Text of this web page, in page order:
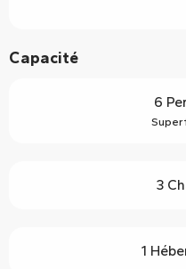
Capacité
6
3
1